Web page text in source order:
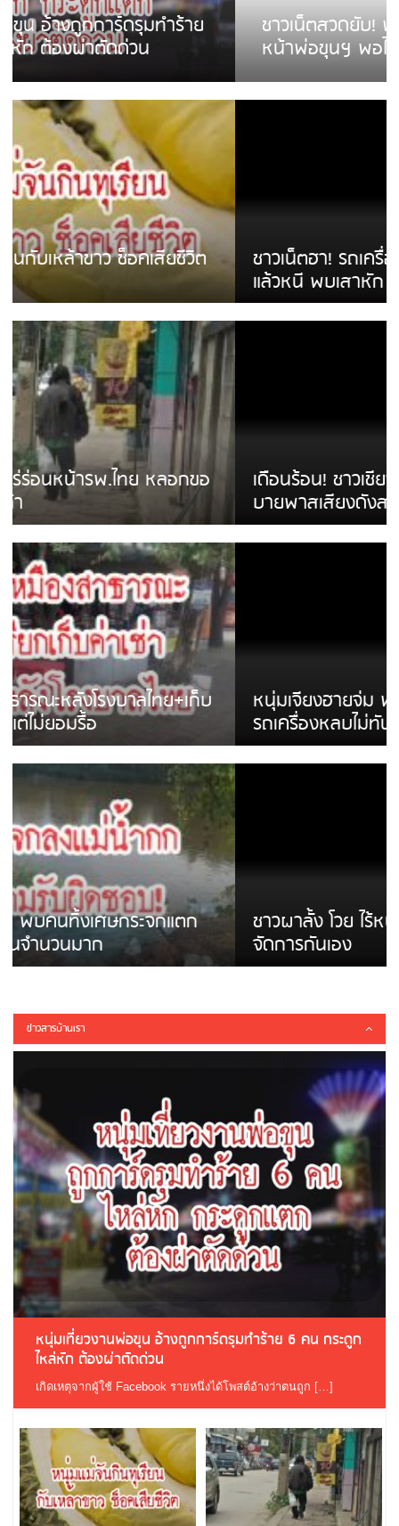
ชาวเน็ตสวดยับ! พบพม่าเร่ขายพวงมาลัย
หน้าพ่อขุนฯ พอไม่ซื้อเดินตาม
ชาวเน็ตฮา! รถเครื่องแม่สายชนป้ายร้านโลงศพ
แล้วหนี พบเสาหัก เบรคหัก หวิดได้ใช้บริการ
เดือนร้อน! ชาวเชียงรายบ่นรถ Isuzu สีขาวซิ่ง
บายพาสเสียงดังสร้างความรำคาญ
หนุ่มเจียงฮายจ่ม พบถังน้ำดื่มตกกลางถนน
รถเครื่องหลบไม่ทันล้มบาดเจ็บ
ชาวผาลั้ง โวย ไร้หน่วยงานดูแล ดินสไลด์ ต้อง
จัดการกันเอง
ข่าวสารบ้านเรา
หนุ่มเที่ยวงานพ่อขุน อ้างถูกการ์ดรุมทำร้าย 6 คน กระดูก
ไหล่หัก ต้องผ่าตัดด่วน
เกิดเหตุจากผู้ใช้ Facebook รายหนึ่งได้โพสต์อ้างว่าตนถูก […]